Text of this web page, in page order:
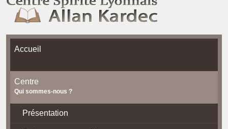
Accueil
Centre
Qui sommes-nous ?
Présentation